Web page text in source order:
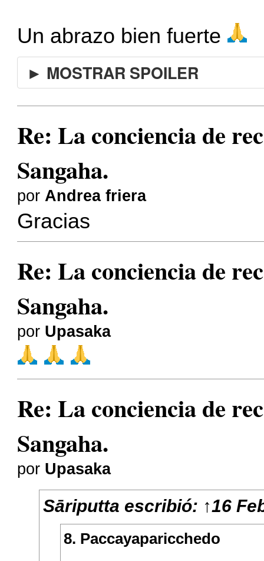
Un abrazo bien fuerte
► MOSTRAR SPOILER
Re: La conciencia de
Sangaha.
por Andrea friera
Gracias
Re: La conciencia de
Sangaha.
por Upasaka
Re: La conciencia de
Sangaha.
por Upasaka
Sāriputta escribió: ↑16
8. Paccayaparicchedo